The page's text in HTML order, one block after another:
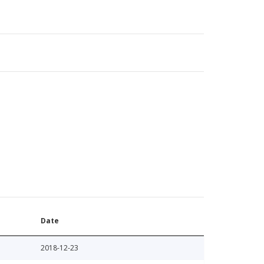
Date
2018-12-23